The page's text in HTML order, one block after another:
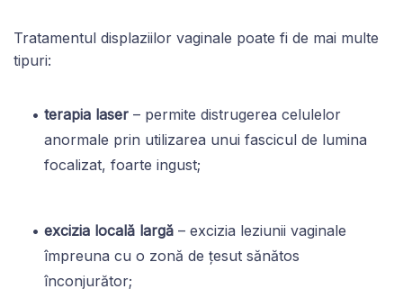
Tratamentul displaziilor vaginale poate fi de mai multe
tipuri:
terapia laser – permite distrugerea celulelor
anormale prin utilizarea unui fascicul de lumina
focalizat, foarte ingust;
excizia locală largă – excizia leziunii vaginale
împreuna cu o zonă de țesut sănătos
înconjurător;